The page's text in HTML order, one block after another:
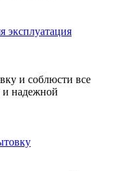
эксплуатация
и соблюсти все
и надежной